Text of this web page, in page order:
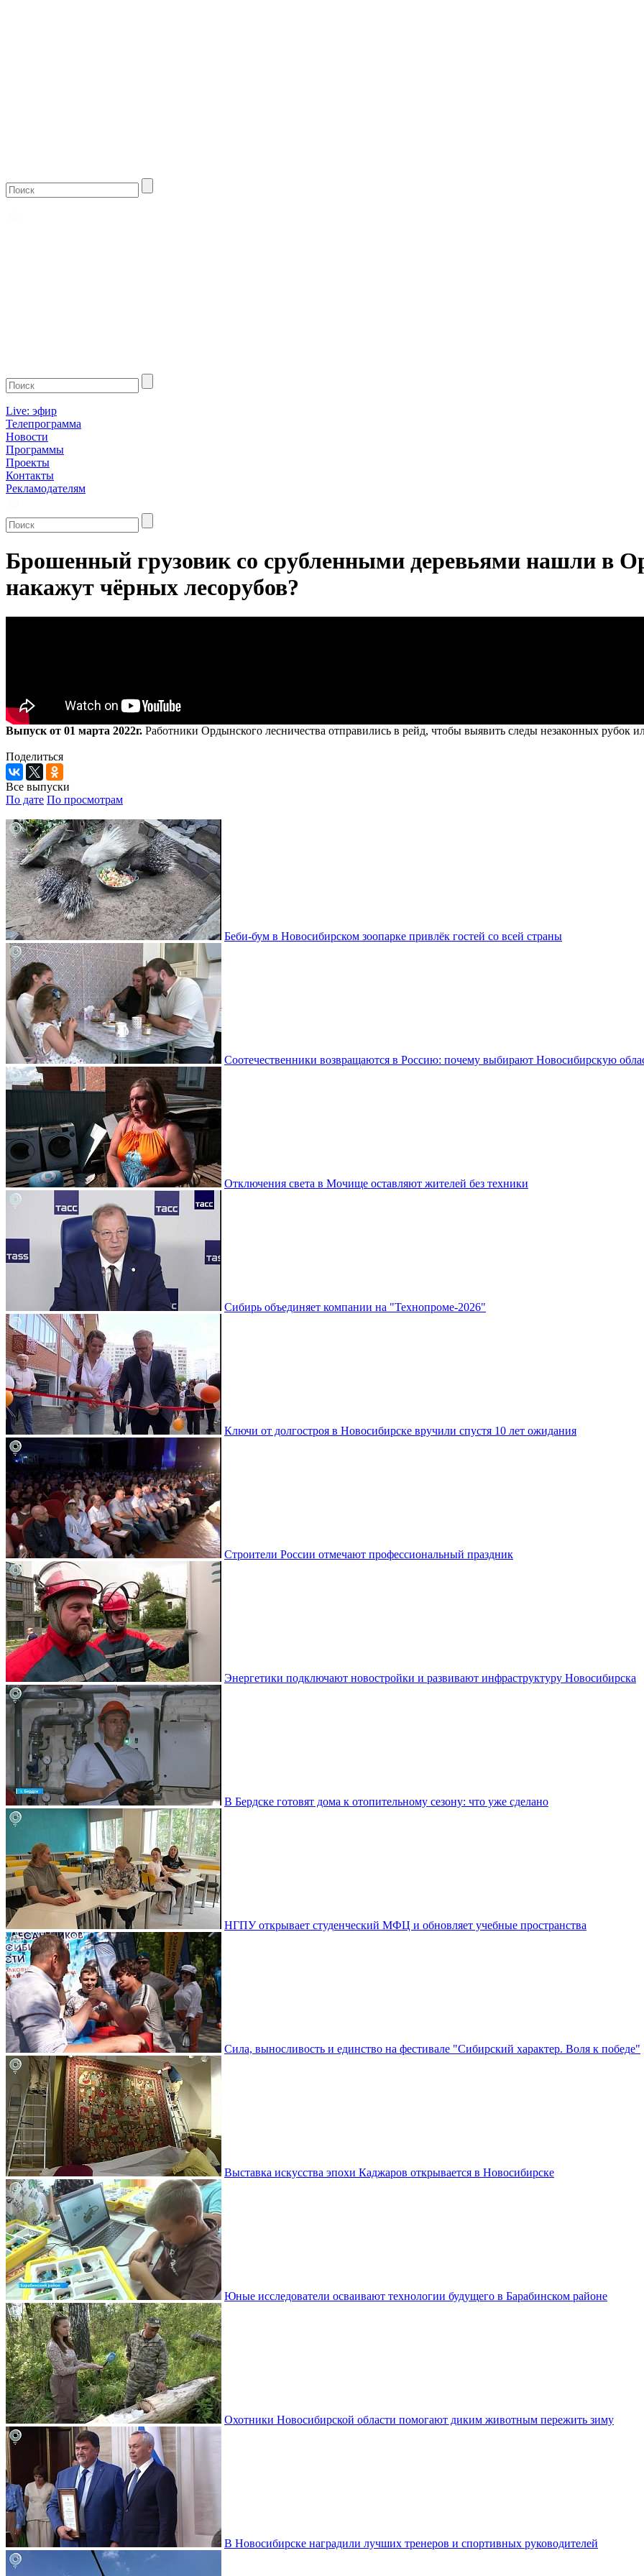
Live: эфир
Телепрограмма
Новости
Программы
Проекты
Контакты
Рекламодателям
Брошенный грузовик со срубленными деревьями нашли в
накажут чёрных лесорубов?
Выпуск от 01 марта 2022г. Работники Ордынского лесничества отправились в рейд, чтобы выявить следы незаконных рубок
Поделиться
Все выпуски
По дате По просмотрам
Беби-бум в Новосибирском зоопарке привлёк гостей со всей страны
Соотечественники возвращаются в Россию: почему выбирают Новосибирскую
Отключения света в Мочище оставляют жителей без техники
Сибирь объединяет компании на "Технопроме-2026"
Ключи от долгостроя в Новосибирске вручили спустя 10 лет ожидания
Строители России отмечают профессиональный праздник
Энергетики подключают новостройки и развивают инфраструктуру Новосибирска
В Бердске готовят дома к отопительному сезону: что уже сделано
НГПУ открывает студенческий МФЦ и обновляет учебные пространства
Сила, выносливость и единство на фестивале "Сибирский характер. Воля к победе"
Выставка искусства эпохи Каджаров открывается в Новосибирске
Юные исследователи осваивают технологии будущего в Барабинском районе
Охотники Новосибирской области помогают диким животным пережить зиму
В Новосибирске наградили лучших тренеров и спортивных руководителей